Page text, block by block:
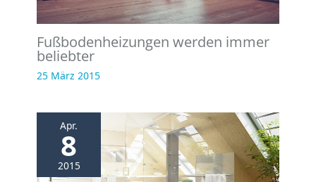
Fußbodenheizungen werden immer
beliebter
25 März 2015
Apr.
8
2015